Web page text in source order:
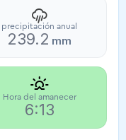
precipitación anual
239.2 mm
Hora del amanecer
6:13